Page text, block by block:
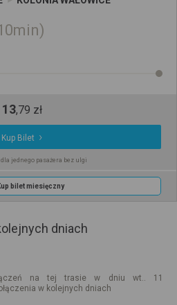
13,79 zł
Kup Bilet
dla jednego pasażera bez ulgi
bilet miesięczny
dniach
na tej trasie w dniu wt.. 11
w kolejnych dniach